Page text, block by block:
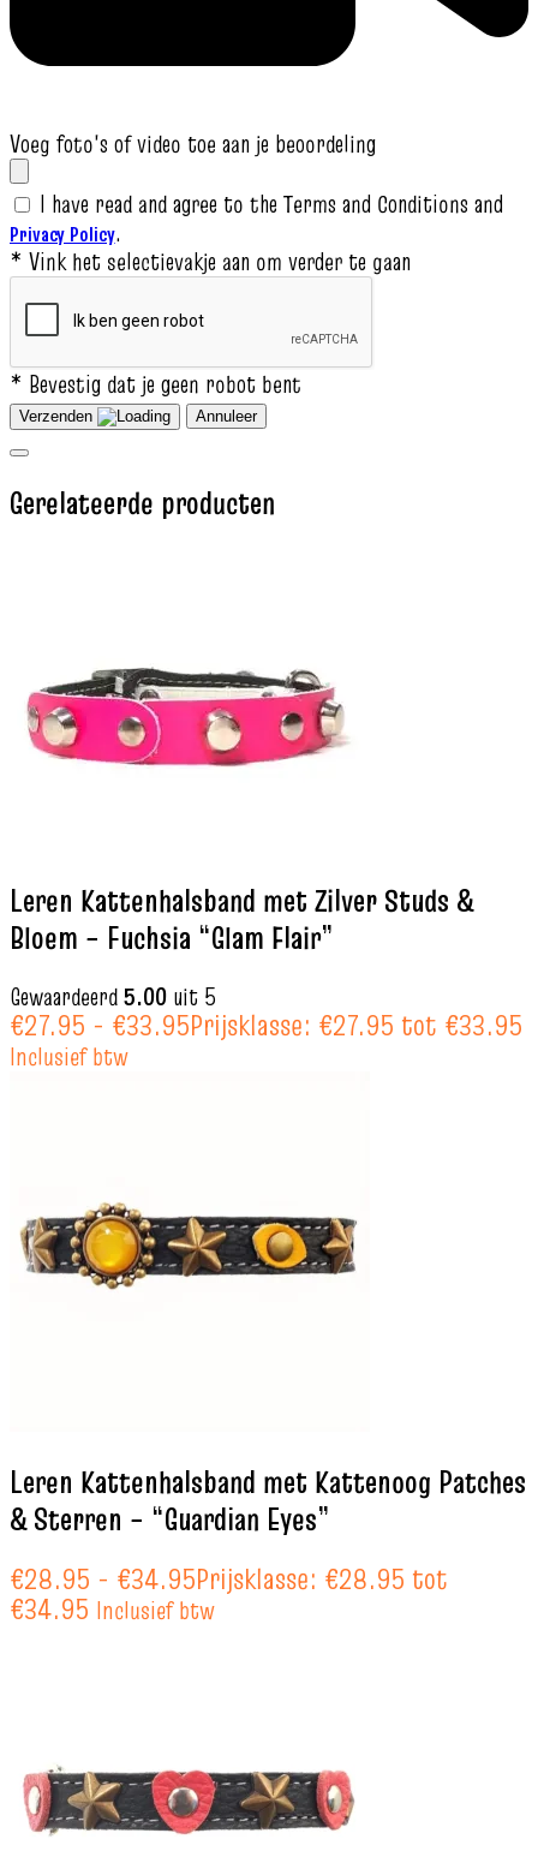
Voeg foto's of video toe aan je beoordeling
I have read and agree to the Terms and Conditions and
Privacy Policy.
* Vink het selectievakje aan om verder te gaan
* Bevestig dat je geen robot bent
Verzenden Annuleer
Gerelateerde producten
Leren Kattenhalsband met Zilver Studs &
Bloem – Fuchsia “Glam Flair”
Gewaardeerd5.00 uit 5
€27.95 - €33.95Prijsklasse: €27.95 tot €33.95
Inclusief btw
Leren Kattenhalsband met Kattenoog Patches
& Sterren – “Guardian Eyes”
€28.95 - €34.95Prijsklasse: €28.95 tot
€34.95 Inclusief btw